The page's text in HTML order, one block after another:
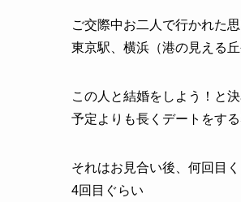
ご交際中お二人で行かれた
東京駅、横浜（港の見える
この人と結婚をしよう！と
予定よりも長くデートをす
それはお見合い後、何回目
4回目ぐらい